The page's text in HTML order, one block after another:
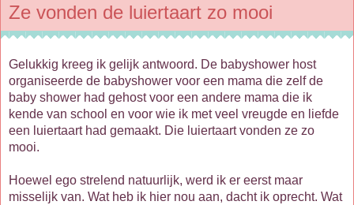
Ze vonden de luiertaart zo mooi
Gelukkig kreeg ik gelijk antwoord. De babyshower host
organiseerde de babyshower voor een mama die zelf de
baby shower had gehost voor een andere mama die ik
kende van school en voor wie ik met veel vreugde en liefde
een luiertaart had gemaakt. Die luiertaart vonden ze zo
mooi.
Hoewel ego strelend natuurlijk, werd ik er eerst maar
misselijk van. Wat heb ik hier nou aan, dacht ik oprecht. Wat